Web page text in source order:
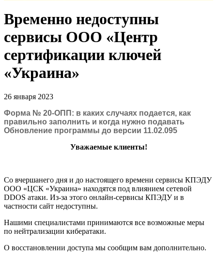
Временно недоступны
сервисы ООО «Центр
сертификации ключей
«Украина»
26 января 2023
Форма № 20-ОПП: в каких случаях подается, как
правильно заполнить и когда нужно подавать
Обновление программы до версии 11.02.095
Уважаемые клиенты!
Со вчершанего дня и до настоящего времени сервисы КПЭДУ
ООО «ЦСК «Украина» находятся под влиянием сетевой
DDOS атаки. Из-за этого онлайн-сервисы КПЭДУ и в
частности сайт недоступны.
Нашими специалистами принимаются все возможные меры
по нейтрализации кибератаки.
О восстановлении доступа мы сообщим вам дополнительно.